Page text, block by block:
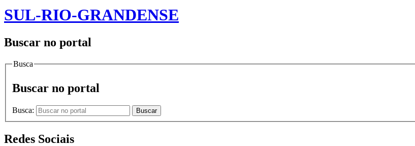
SUL-RIO-GRANDENSE
Buscar no portal
Busca
Buscar no portal
Busca: Buscar
Redes Sociais